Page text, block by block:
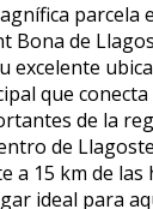
parcela
Bona de
excelente
que
de la
de
a 15 km de las
ideal para